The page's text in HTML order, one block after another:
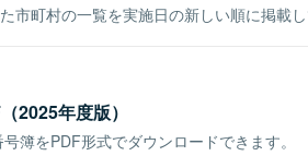
市町村の一覧を実施日の新しい順に掲載し
2025年度版）
簿をPDF形式でダウンロードできます。